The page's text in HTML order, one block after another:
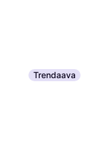
Trendaava